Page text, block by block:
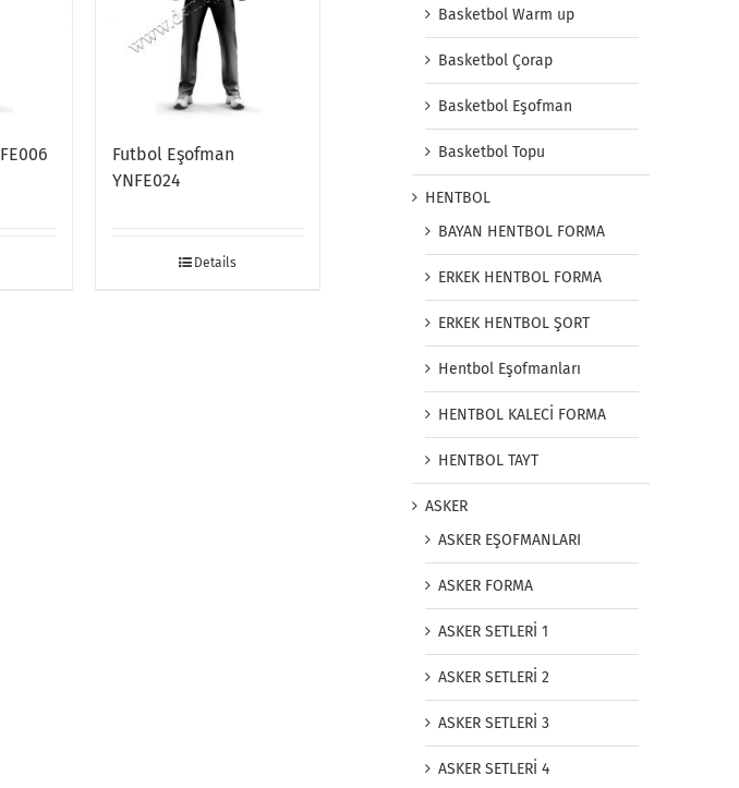
Futbol Eşofman
YNFE024
Details
Basketbol Warm up
Basketbol Çorap
Basketbol Eşofman
Basketbol Topu
HENTBOL
BAYAN HENTBOL FORMA
ERKEK HENTBOL FORMA
ERKEK HENTBOL ŞORT
Hentbol Eşofmanları
HENTBOL KALECİ FORMA
HENTBOL TAYT
ASKER
ASKER EŞOFMANLARI
ASKER FORMA
ASKER SETLERİ 1
ASKER SETLERİ 2
ASKER SETLERİ 3
ASKER SETLERİ 4